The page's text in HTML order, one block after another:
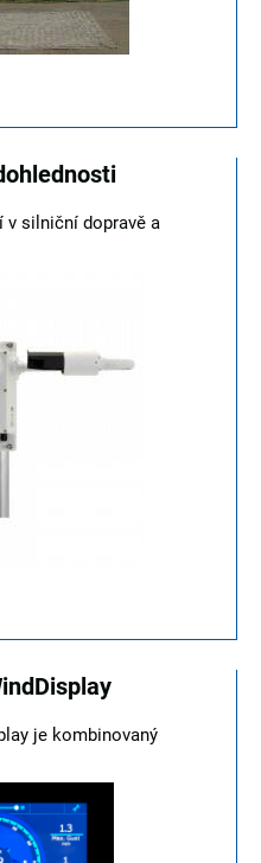
v silniční dopravě a
je kombinovaný